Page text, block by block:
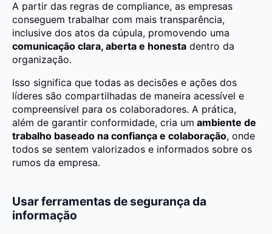
A partir das regras de compliance, as empresas
conseguem trabalhar com mais transparência,
inclusive dos atos da cúpula, promovendo uma
comunicação clara, aberta e honesta dentro da
organização.
Isso significa que todas as decisões e ações dos
líderes são compartilhadas de maneira acessível e
compreensível para os colaboradores. A prática,
além de garantir conformidade, cria um ambiente de
trabalho baseado na confiança e colaboração, onde
todos se sentem valorizados e informados sobre os
rumos da empresa.
Usar ferramentas de segurança da
informação